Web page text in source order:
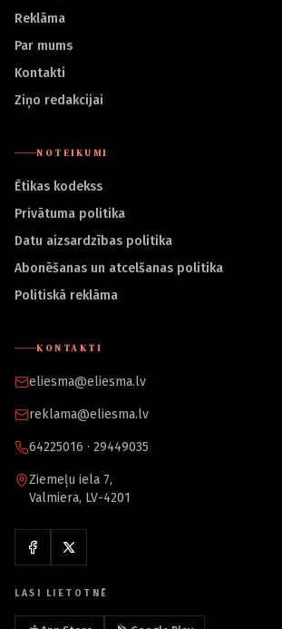
Reklāma
Par mums
Kontakti
Ziņo redakcijai
NOTEIKUMI
Ētikas kodekss
Privātuma politika
Datu aizsardzības politika
Abonēšanas un atcelšanas politika
Politiskā reklāma
KONTAKTI
eliesma@eliesma.lv
reklama@eliesma.lv
64225016 · 29449035
Ziemeļu iela 7,
Valmiera, LV-4201
LASI LIETOTNĒ